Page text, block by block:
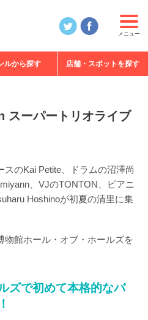
メニュー
ルから探す 店舗・スポットを探す
ーパートリオライブ
のKai Petite、ドラムの沼澤尚
、VJのTONTON、ピアニ
Hoshinoが初夏の清里に集
物館ホール・オブ・ホールズを
ズで初めて本格的なバ